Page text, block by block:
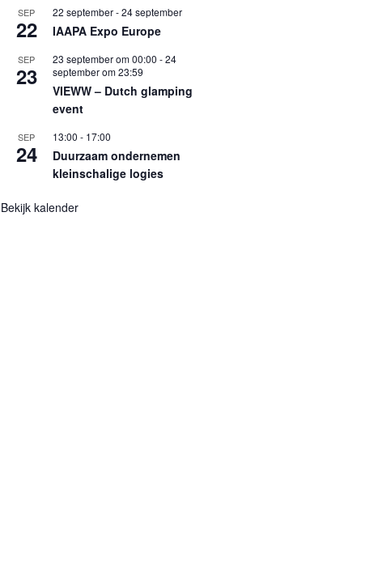
SEP
22
22 september-24 september
IAAPA Expo Europe
SEP
23
23 september om 00:00 -24
september om 23:59
VIEWW – Dutch glamping
event
SEP
24
13:00 - 17:00
Duurzaam ondernemen
kleinschalige logies
Bekijk kalender